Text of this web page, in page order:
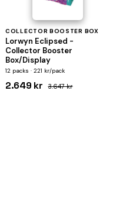
COLLECTOR BOOSTER BOX
Lorwyn Eclipsed -
Collector Booster
Box/Display
12 packs · 221 kr/pack
2.649 kr 3.647 kr